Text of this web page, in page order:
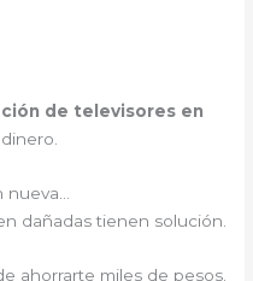
de televisores en
dañadas tienen solución.
ahorrarte miles de pesos.